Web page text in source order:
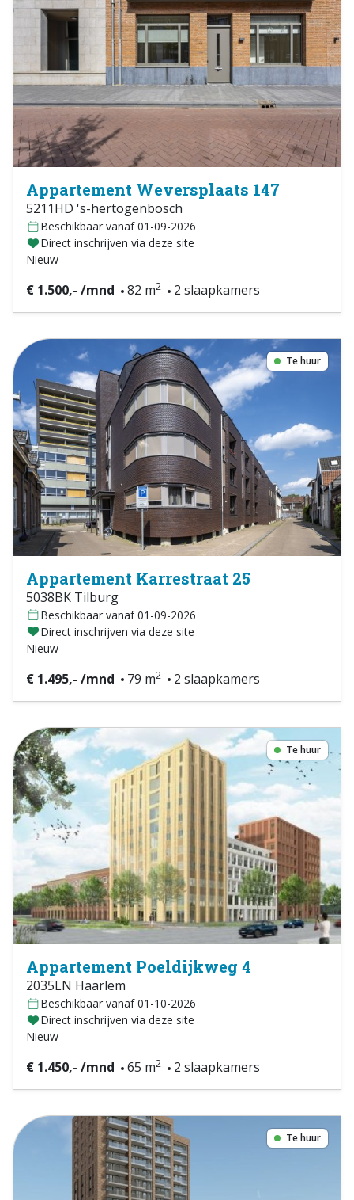
Appartement Weversplaats 147
5211HD 's-hertogenbosch
Beschikbaar vanaf 01-09-2026
Direct inschrijven via deze site
Nieuw
€ 1.500,- /mnd 82 m2 2 slaapkamers
Te huur
Appartement Karrestraat 25
5038BK Tilburg
Beschikbaar vanaf 01-09-2026
Direct inschrijven via deze site
Nieuw
€ 1.495,- /mnd 79 m2 2 slaapkamers
Te huur
Appartement Poeldijkweg 4
2035LN Haarlem
Beschikbaar vanaf 01-10-2026
Direct inschrijven via deze site
Nieuw
€ 1.450,- /mnd 65 m2 2 slaapkamers
Te huur